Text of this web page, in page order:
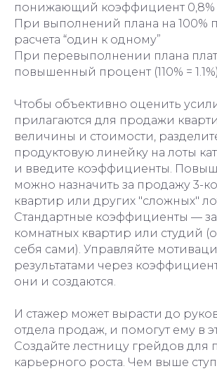
понижающий коэффициент 0,8%
При выполнений плана на 100%
расчета “один к одному”
При перевыполнении плана
повышенный процент (110% = 1.1%)
Чтобы объективно оценить
прилагаются для продажи
величины и стоимости,
продуктовую линейку на лоты
и введите коэффициенты.
можно назначить за продажу 3-
квартир или других "сложных"
Стандартные коэффициенты —
комнатных квартир или студий
себя сами). Управляйте
результатами через
они и создаются.
И стажер может вырасти до
отдела продаж, и помогут ему в
Создайте лестницу грейдов для
карьерного роста. Чем выше